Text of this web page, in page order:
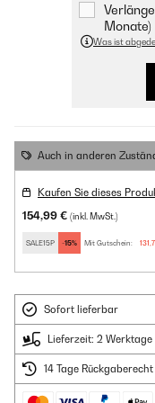
Monate)
Was ist
Auch in anderen
Kaufen Sie dieses
154,99 € (inkl. MwSt.)
SALE15P -15% Mit Gutschein:
Sofort lieferbar
Lieferzeit: 2 Werktage
14 Tage Rückgaberecht